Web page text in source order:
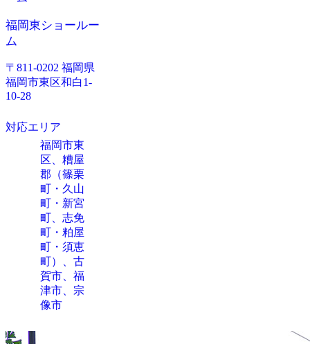
福岡東ショールー
ム
〒811-0202 福岡県
福岡市東区和白1-
10-28
対応エリア
福岡市東
区、糟屋
郡（篠栗
町・久山
町・新宮
町、志免
町・粕屋
町・須恵
町）、古
賀市、福
津市、宗
像市